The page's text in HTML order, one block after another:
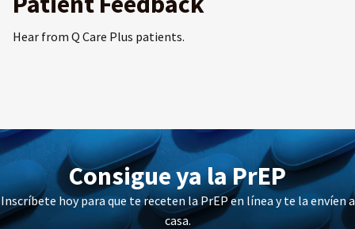
Hear from Q Care Plus patients.
Consigue ya la PrEP
Inscríbete hoy para que te receten la PrEP en línea y te la envíen a
casa.